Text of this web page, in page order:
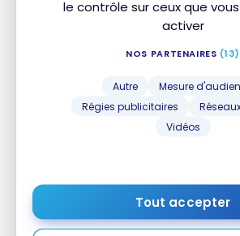
le contrôle sur ceux que
activer
NOS PARTENAIRES (13)
Autre
Mesure
Régies publicitaires
Vidéos
Tout accepter
KrisFlyer : un solde minimal exigé
KrisFlyer : un solde minimal exigé